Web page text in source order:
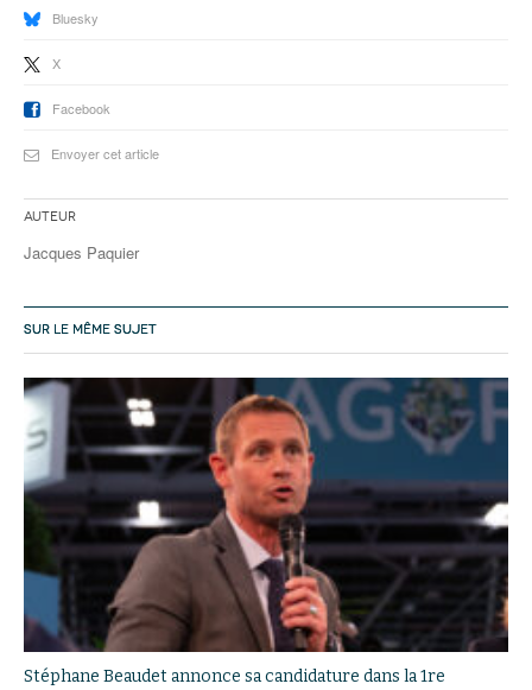
Bluesky
X
Facebook
Envoyer cet article
Auteur
Jacques Paquier
SUR LE MÊME SUJET
Stéphane Beaudet annonce sa candidature dans la 1re